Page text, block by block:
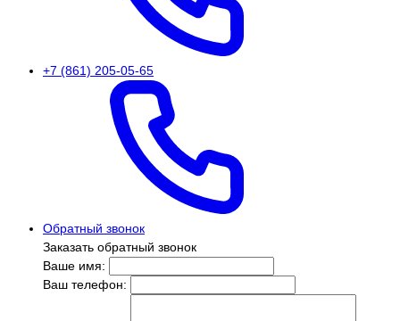
+7 (861) 205-05-65
Обратный звонок
Заказать обратный звонок
Ваше имя:
Ваш телефон: